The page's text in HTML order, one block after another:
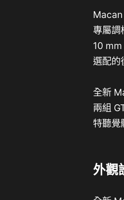
Macan
專屬調
10
選配的
全新
兩組
特聽覺
外觀